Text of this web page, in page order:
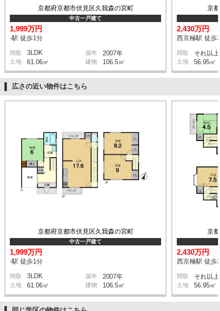
京都府京都市伏見区久我森の宮町
中古一戸建て
1,999万円
-駅 徒歩1分
間取 3LDK 築年 2007年
土地 61.06㎡ 建物 106.5㎡
京
2,430万円
西京極駅 徒歩
間取 それ以上
土地 56.95㎡
広さの近い物件はこちら
京都府京都市伏見区久我森の宮町
中古一戸建て
1,999万円
-駅 徒歩1分
間取 3LDK 築年 2007年
土地 61.06㎡ 建物 106.5㎡
京
2,430万円
西京極駅 徒歩
間取 それ以上
土地 56.95㎡